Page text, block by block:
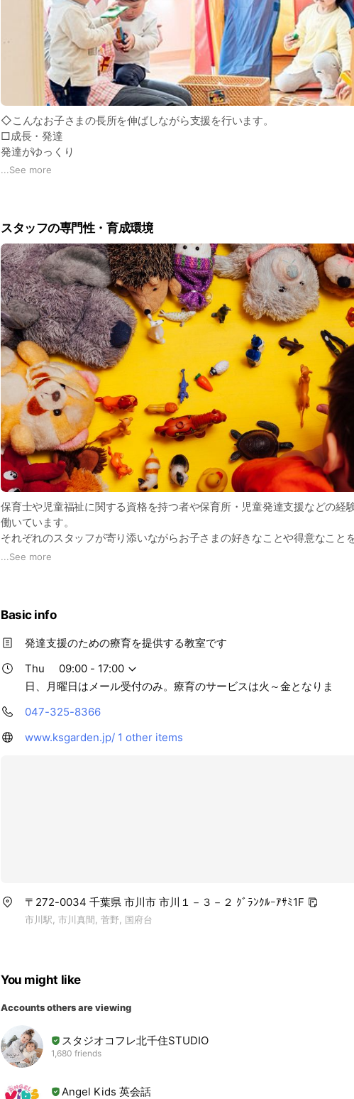
◇こんなお子さまの長所を伸ばしながら支援を行います。
□成長・発達
発達がゆっくり
からだの動きがぎこちない
必要以上に大きな声を出す
繰り返しが多い
コミュニケーションがやや一方的
□性格・行動
落ち着きがない
かんしゃくを起こしやすい
視線が合いにくい
気持ちの切り替えが難しい
お子さまの現在の姿や持っている力を見ながら、1対1の個別療育と少人数
った療育の形でご提案します。
毎週同じ曜日・同じ時間に通うことで、一定の見通しを持った療育プラン
...See more
スタッフの専門性・育成環境
保育士や児童福祉に関する資格を持つ者や保育所・児童発達支援などの経
働いています。
それぞれのスタッフが寄り添いながらお子さまの好きなことや得意なこと
を組み立て支援いたします。
...See more
Basic info
発達支援のための療育を提供する教室です
Thu
09:00 - 17:00
日、月曜日はメール受付のみ。療育のサービスは火～金となりま
047-325-8366
www.ksgarden.jp/ 1 other items
〒272-0034 千葉県 市川市 市川１－３－２ ｸﾞﾗﾝｸﾙｰｱｻﾐ1F
市川駅, 市川真間, 菅野, 国府台
You might like
Accounts others are viewing
スタジオコフレ北千住STUDIO
1,680 friends
Angel Kids 英会話